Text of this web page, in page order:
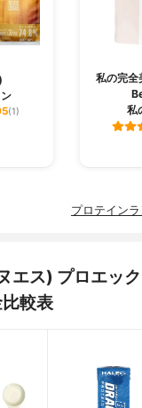
(1)
私の完
私
プロテイン
エス) プロエッ
較表